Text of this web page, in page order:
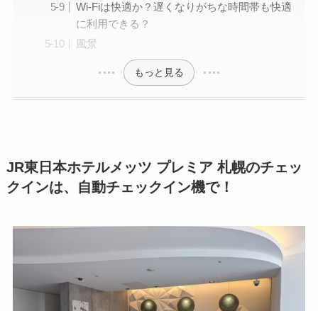
Wi-Fiは快適か？遅くなりがちな時間帯も快適
に利用できる？
風景
もっと見る
JR東日本ホテルメッツ プレミア 札幌のチェッ
クインは、自動チェックイン機で！